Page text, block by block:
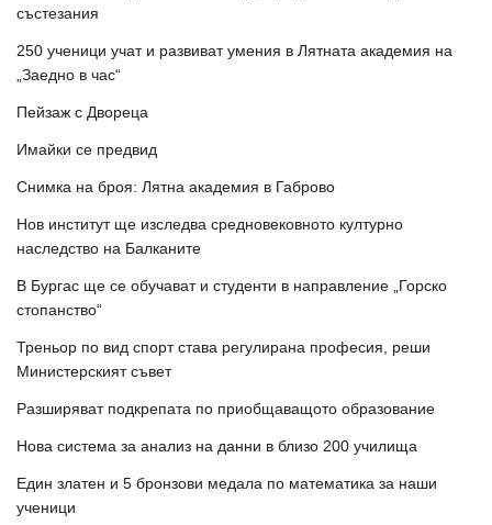
състезания
250 ученици учат и развиват умения в Лятната академия на
„Заедно в час“
Пейзаж с Двореца
Имайки се предвид
Снимка на броя: Лятна академия в Габрово
Нов институт ще изследва средновековното културно
наследство на Балканите
В Бургас ще се обучават и студенти в направление „Горско
стопанство“
Треньор по вид спорт става регулирана професия, реши
Министерският съвет
Разширяват подкрепата по приобщаващото образование
Нова система за анализ на данни в близо 200 училища
Един златен и 5 бронзови медала по математика за наши
ученици